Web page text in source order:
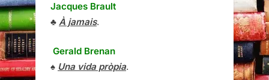
Jacques Brault
♣ À jamais.
Gerald Brenan
♠ Una vida pròpia.